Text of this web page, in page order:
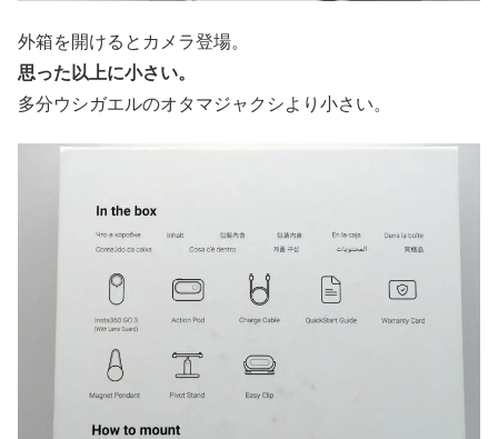
外箱を開けるとカメラ登場。
思った以上に小さい。
多分ウシガエルのオタマジャクシより小さい。